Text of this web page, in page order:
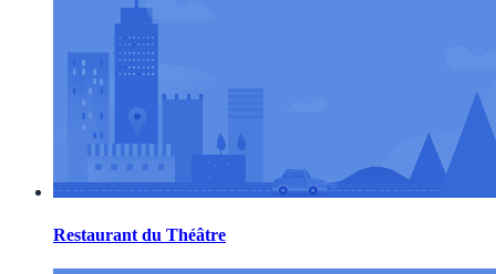
Restaurant du Théâtre